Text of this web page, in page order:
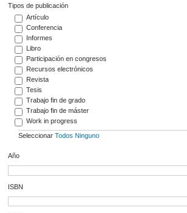
Tipos de publicación
Artículo
Conferencia
Informes
Libro
Participación en congresos
Recursos electrónicos
Revista
Tesis
Trabajo fin de grado
Trabajo fin de máster
Work in progress
Seleccionar Todos Ninguno
Año
ISBN